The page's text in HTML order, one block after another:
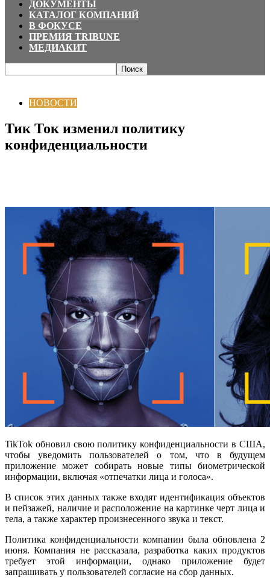
ДОКУМЕНТЫ
КАТАЛОГ КОМПАНИЙ
В ФОКУСЕ
ПРЕМИЯ TRIBUNE
МЕДИАКИТ
НОВОСТИ
Тик Ток изменил политику
конфиденциальности
TikTok обновил свою политику конфиденциальности в США,
чтобы уведомить пользователей о том, что в будущем
приложение может собирать новые типы биометрической
информации, включая «отпечатки лица и голоса».
В список этих данных также входят идентификация объектов
и пейзажей, наличие и расположение на картинке черт лица и
тела, а также характер произнесенного звука и текст.
Политика конфиденциальности компании была обновлена 2
июня. Компания не рассказала, разработка каких продуктов
требует этой информации, однако приложение будет
запрашивать у пользователей согласие на сбор данных.